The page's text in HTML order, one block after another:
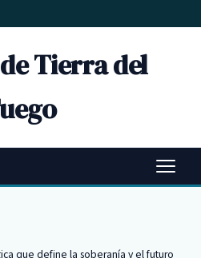
Tierra del
que define la soberanía y el futuro